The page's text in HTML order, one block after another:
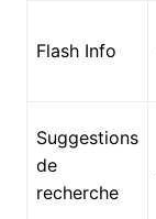
Flash Info
Suggestions
de
recherche